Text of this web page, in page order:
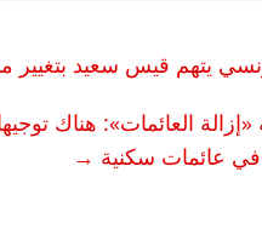
يتهم قيس سعيد بتغيير
العائمات»: هناك
عائمات سكنية →